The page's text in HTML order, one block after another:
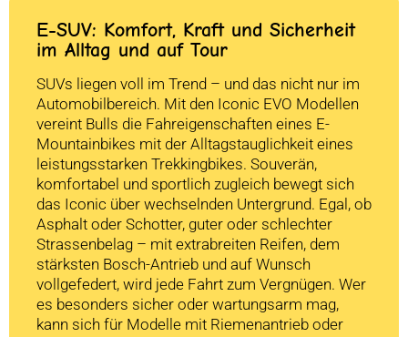
E-SUV: Komfort, Kraft und Sicherheit
im Alltag und auf Tour
SUVs liegen voll im Trend – und das nicht nur im
Automobilbereich. Mit den Iconic EVO Modellen
vereint Bulls die Fahreigenschaften eines E-
Mountainbikes mit der Alltagstauglichkeit eines
leistungsstarken Trekkingbikes. Souverän,
komfortabel und sportlich zugleich bewegt sich
das Iconic über wechselnden Untergrund. Egal, ob
Asphalt oder Schotter, guter oder schlechter
Strassenbelag – mit extrabreiten Reifen, dem
stärksten Bosch-Antrieb und auf Wunsch
vollgefedert, wird jede Fahrt zum Vergnügen. Wer
es besonders sicher oder wartungsarm mag,
kann sich für Modelle mit Riemenantrieb oder